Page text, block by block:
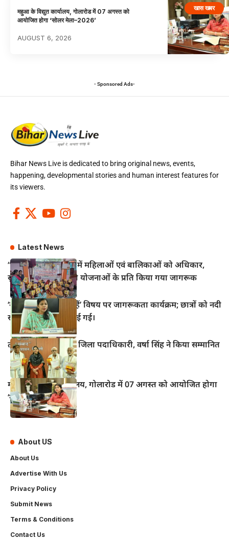
खास खबर
महुआ के विद्युत कार्यालय, गोलारोड में 07 अगस्त को
आयोजित होगा ‘सोलर मेला–2026’
AUGUST 6, 2026
- Sponsored Ads-
Bihar News Live is dedicated to bring original news, events,
happening, developmental stories and human interest features for
its viewers.
Latest News
“सखी वार्ता” कार्यक्रम में महिलाओं एवं बालिकाओं को अधिकार,
सुरक्षा एवं कल्याणकारी योजनाओं के प्रति किया गया जागरूक
‘नदियाँ क्यों महत्वपूर्ण हैं’ विषय पर जागरूकता कार्यक्रम; छात्रों को नदी
संरक्षण की शपथ दिलाई गई।
तीन वरिष्ठ पत्रकारों को जिला पदाधिकारी, वर्षा सिंह ने किया सम्मानित
महुआ के विद्युत कार्यालय, गोलारोड में 07 अगस्त को आयोजित होगा
‘सोलर मेला–2026’
About US
About Us
Advertise With Us
Privacy Policy
Submit News
Terms & Conditions
Contact Us